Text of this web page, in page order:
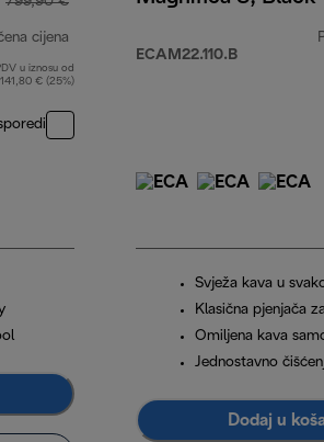
cijena
izvorna cijena 799,90 €
u iznosu od
141,80 € (25%)
ECAM22.110.B
Svježa kava u
Klasična pjenjača
Omiljena kava
Jednostavno
Dodaj u